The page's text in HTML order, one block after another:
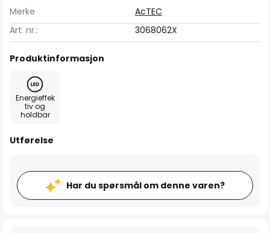
Merke
AcTEC
Art. nr.:
3068062X
Produktinformasjon
Energieffek
tiv og
holdbar
Utførelse
Har du spørsmål om denne varen?